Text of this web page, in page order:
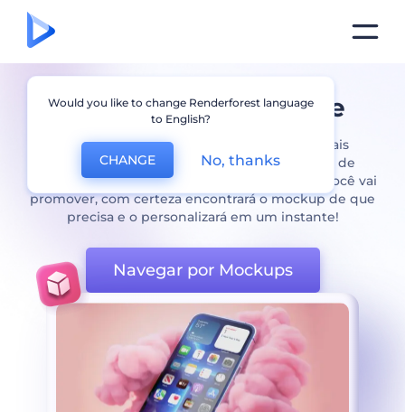
Mockup Gratis Online
Tenha acesso aos modelos de mockups mais
fotorrealistas com a ajuda do nosso gerador de
mockups gratuito. Não importa qual produto você vai
promover, com certeza encontrará o mockup de que
precisa e o personalizará em um instante!
Navegar por Mockups
Would you like to change Renderforest language
to English?
CHANGE No, thanks